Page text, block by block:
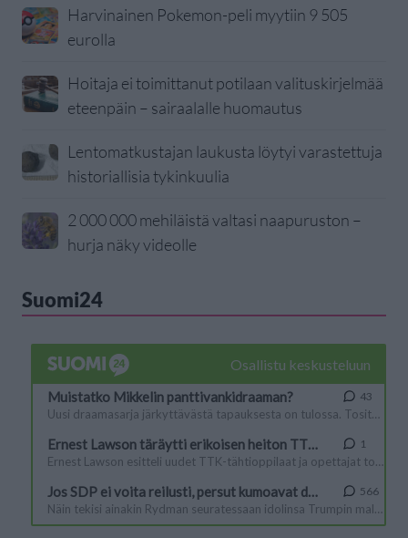
Harvinainen Pokemon-peli myytiin 9 505
eurolla
Hoitaja ei toimittanut potilaan valituskirjelmää
eteenpäin – sairaalalle huomautus
Lentomatkustajan laukusta löytyi varastettuja
historiallisia tykinkuulia
2 000 000 mehiläistä valtasi naapuruston –
hurja näky videolle
Suomi24